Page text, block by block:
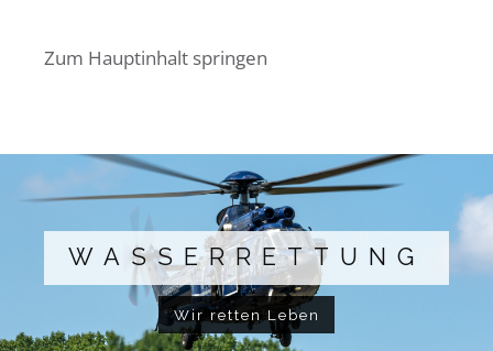
Zum Hauptinhalt springen
WASSERRETTUNG
Wir retten Leben